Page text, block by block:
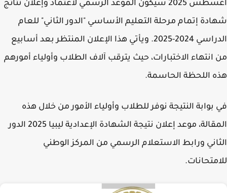
أغسطس 2025 سيكون الموعد الرسمي لاعتماد وإعلان نتائج
إتمام مرحلة التعليم الأساسي "الدور الثاني" للعام
الدراسي 2024-2025. ويأتي هذا الإعلان المنتظر بعد أسابيع
الاختبارات، حيث يترقب آلاف الطلاب وأولياء أمورهم
اللحظة الحاسمة.
النتيجة نوفر للطلاب وأولياء الأمور من خلال هذه
المقالة، موعد إعلان نتيجة الشهادة الإعدادية ليبيا 2025 الدور
ورابط الاستعلام الرسمي من المركز الوطني